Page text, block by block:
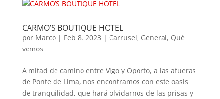
CARMO’S BOUTIQUE HOTEL
por Marco| Feb 8, 2023 | Carrusel, General, Qué
vemos
A mitad de camino entre Vigo y Oporto, a las afueras
de Ponte de Lima, nos encontramos con este oasis
de tranquilidad, que hará olvidarnos de las prisas y